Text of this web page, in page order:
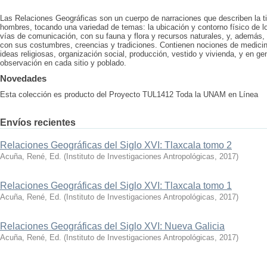
Las Relaciones Geográficas son un cuerpo de narraciones que describen la
hombres, tocando una variedad de temas: la ubicación y contorno físico de
vías de comunicación, con su fauna y flora y recursos naturales, y,
con sus costumbres, creencias y tradiciones. Contienen nociones de
ideas religiosas, organización social, producción, vestido y vivienda, y en
observación en cada sitio y poblado.
Novedades
Esta colección es producto del Proyecto TUL1412 Toda la UNAM en Línea
Envíos recientes
Relaciones Geográficas del Siglo XVI: Tlaxcala tomo 2
Acuña, René, Ed. ( Instituto de Investigaciones Antropológicas, 2017)
Relaciones Geográficas del Siglo XVI: Tlaxcala tomo 1
Acuña, René, Ed. ( Instituto de Investigaciones Antropológicas, 2017)
Relaciones Geográficas del Siglo XVI: Nueva Galicia
Acuña, René, Ed. ( Instituto de Investigaciones Antropológicas, 2017)